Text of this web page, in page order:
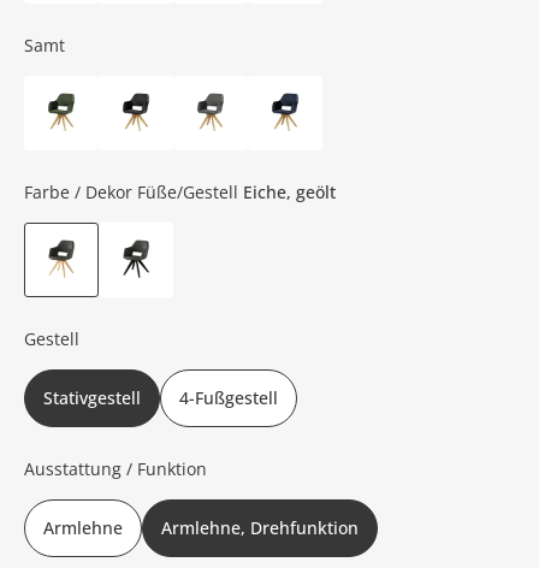
Samt
Farbe / Dekor Füße/Gestell Eiche, geölt
Gestell
Stativgestell 4-Fußgestell
Ausstattung / Funktion
Armlehne Armlehne, Drehfunktion